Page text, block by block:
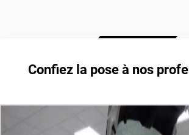
Confiez la pose à nos